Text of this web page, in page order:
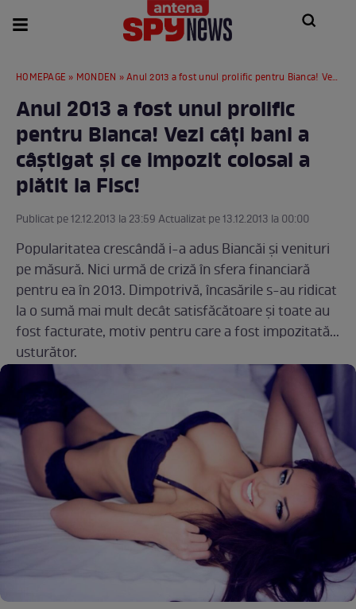
HOMEPAGE » MONDEN » Anul 2013 a fost unul prolific pentru Bianca! Vezi câţi bani a câştigat şi ce impozit colosal a plătit la Fisc!
Anul 2013 a fost unul prolific
pentru Bianca! Vezi câţi bani a
câştigat şi ce impozit colosal a
plătit la Fisc!
Publicat pe 12.12.2013 la 23:59 Actualizat pe 13.12.2013 la 00:00
Popularitatea crescândă i-a adus Biancăi şi venituri
pe măsură. Nici urmă de criză în sfera financiară
pentru ea în 2013. Dimpotrivă, încasările s-au ridicat
la o sumă mai mult decât satisfăcătoare şi toate au
fost facturate, motiv pentru care a fost impozitată...
usturător.